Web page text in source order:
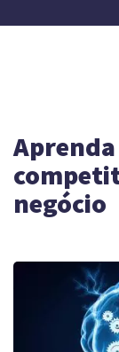
negócio